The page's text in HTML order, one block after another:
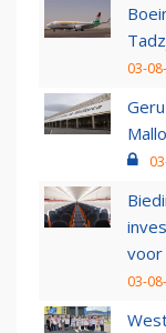
03-
voor
03-